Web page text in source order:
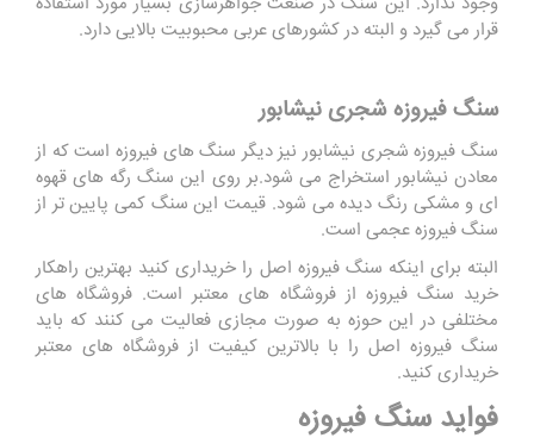
قرار می گیرد و البته در کشورهای عربی محبوبیت بالایی دارد.
سنگ فیروزه شجری نیشابور
سنگ فیروزه شجری نیشابور نیز دیگر سنگ های فیروزه است که از
معادن نیشابور استخراج می شود.بر روی این سنگ رگه های قهوه
ای و مشکی رنگ دیده می شود. قیمت این سنگ کمی پایین تر از
سنگ فیروزه عجمی است.
البته برای اینکه سنگ فیروزه اصل را خریداری کنید بهترین راهکار
خرید سنگ فیروزه از فروشگاه های معتبر است. فروشگاه های
مختلفی در این حوزه به صورت مجازی فعالیت می کنند که باید
سنگ فیروزه اصل را با بالاترین کیفیت از فروشگاه های معتبر
خریداری کنید.
فواید سنگ فیروزه